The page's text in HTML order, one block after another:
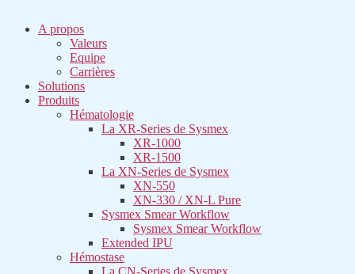
A propos
Valeurs
Equipe
Carrières
Solutions
Produits
Hématologie
La XR-Series de Sysmex​
XR-1000
XR-1500
La XN-Series de Sysmex​
XN-550
XN-330 / XN-L Pure
Sysmex Smear Workflow
Sysmex Smear Workflow
Extended IPU
Hémostase
La CN-Series de Sysmex​